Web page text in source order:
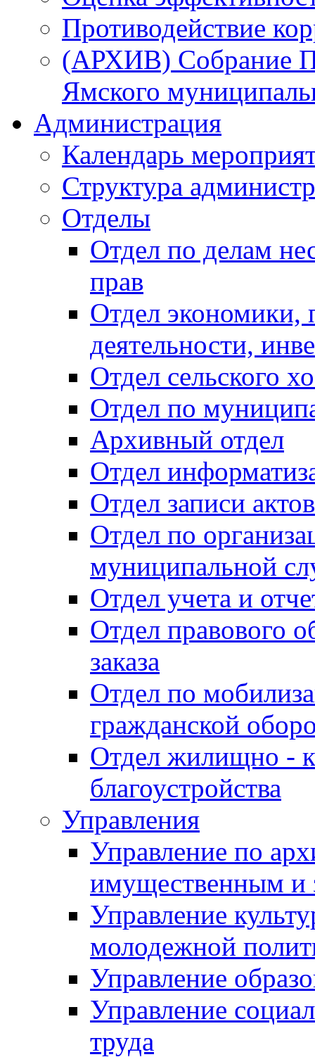
Противодействие
(АРХИВ) Собрание
Ямского
Администрация
Календарь
Структура
Отделы
Отдел по делам
прав
Отдел экономики,
деятельности,
Отдел сельского
Отдел по
Архивный отдел
Отдел
Отдел записи
Отдел по
муниципальной
Отдел учета и
Отдел правового
заказа
Отдел по
гражданской
Отдел жилищно -
благоустройства
Управления
Управление по
имущественным и
Управление
молодежной
Управление
Управление
труда